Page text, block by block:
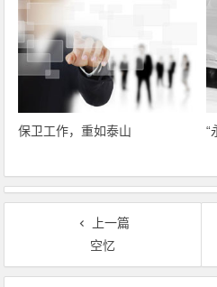
保卫工作，重如泰山 “
上一篇
空忆